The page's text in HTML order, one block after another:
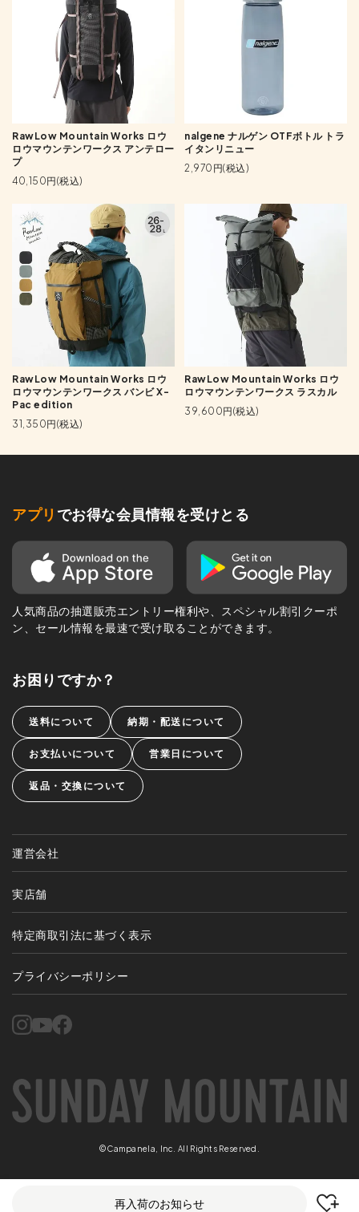
RawLow Mountain Works ロウ
ロウマウンテンワークス アンテロー
プ
40,150円(税込)
nalgene ナルゲン OTFボトル トラ
イタンリニュー
2,970円(税込)
RawLow Mountain Works ロウ
ロウマウンテンワークス バンビ X-
Pac edition
31,350円(税込)
RawLow Mountain Works ロウ
ロウマウンテンワークス ラスカル
39,600円(税込)
アプリ でお得な会員情報を受けとる
人気商品の抽選販売エントリー権利や、スペシャル割引クーポ
ン、セール情報を最速で受け取ることができます。
お困りですか？
送料について 納期・配送について
お支払いについて 営業日について
返品・交換について
運営会社
実店舗
特定商取引法に基づく表示
プライバシーポリシー
©Campanela, Inc. All Rights Reserved.
再入荷のお知らせ